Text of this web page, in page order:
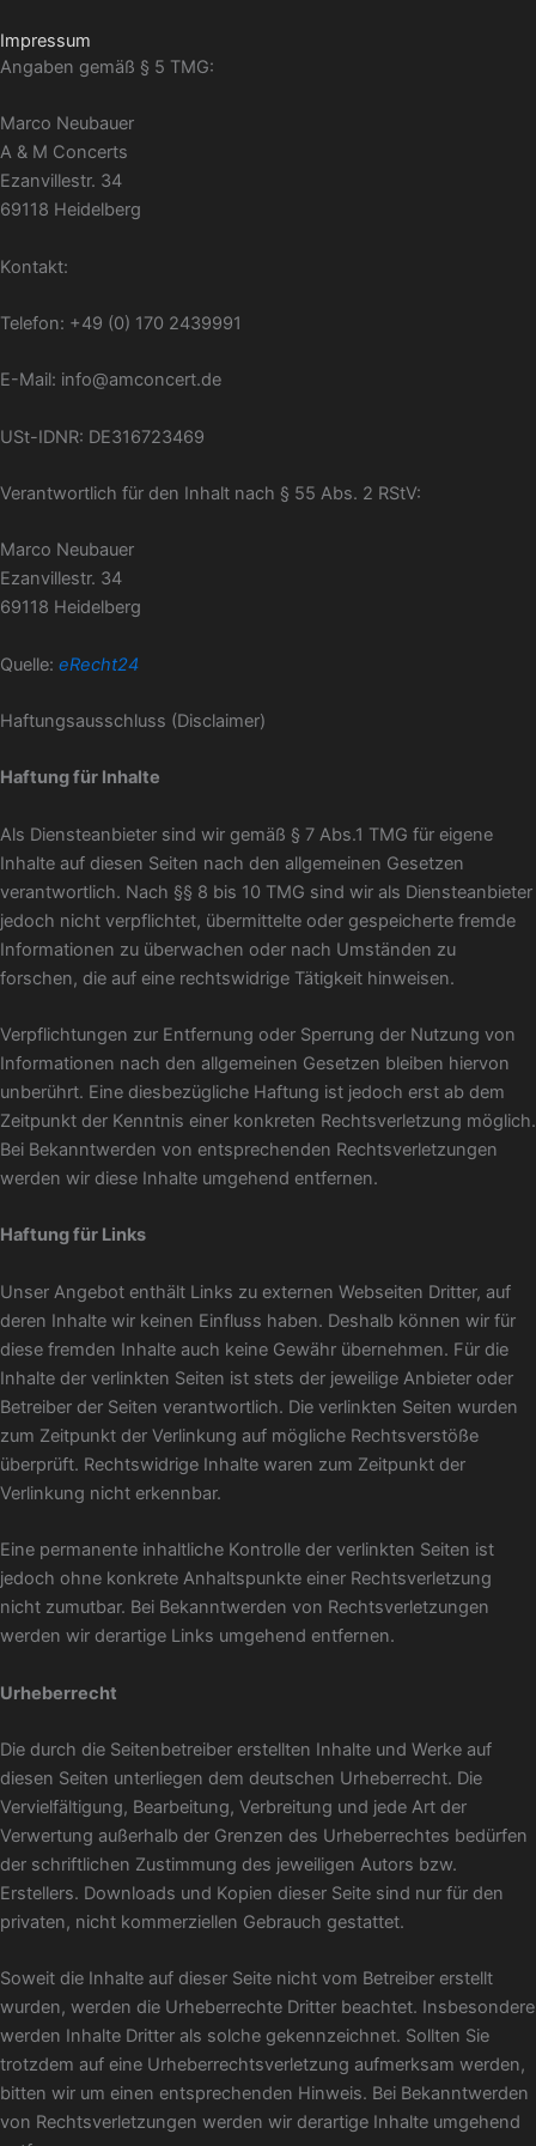
springen
Inhalt
springen
Impressum
Angaben gemäß § 5 TMG:
Marco Neubauer
A & M Concerts
Ezanvillestr. 34
69118 Heidelberg
Kontakt:
Telefon: +49 (0) 170 2439991
E-Mail: info@amconcert.de
USt-IDNR: DE316723469
Verantwortlich für den Inhalt nach § 55 Abs. 2 RStV:
Marco Neubauer
Ezanvillestr. 34
69118 Heidelberg
Quelle: eRecht24
Haftungsausschluss (Disclaimer)
Haftung für Inhalte
Als Diensteanbieter sind wir gemäß § 7 Abs.1 TMG für eigene
Inhalte auf diesen Seiten nach den allgemeinen Gesetzen
verantwortlich. Nach §§ 8 bis 10 TMG sind wir als Diensteanbieter
jedoch nicht verpflichtet, übermittelte oder gespeicherte fremde
Informationen zu überwachen oder nach Umständen zu
forschen, die auf eine rechtswidrige Tätigkeit hinweisen.
Verpflichtungen zur Entfernung oder Sperrung der Nutzung von
Informationen nach den allgemeinen Gesetzen bleiben hiervon
unberührt. Eine diesbezügliche Haftung ist jedoch erst ab dem
Zeitpunkt der Kenntnis einer konkreten Rechtsverletzung möglich.
Bei Bekanntwerden von entsprechenden Rechtsverletzungen
werden wir diese Inhalte umgehend entfernen.
Haftung für Links
Unser Angebot enthält Links zu externen Webseiten Dritter, auf
deren Inhalte wir keinen Einfluss haben. Deshalb können wir für
diese fremden Inhalte auch keine Gewähr übernehmen. Für die
Inhalte der verlinkten Seiten ist stets der jeweilige Anbieter oder
Betreiber der Seiten verantwortlich. Die verlinkten Seiten wurden
zum Zeitpunkt der Verlinkung auf mögliche Rechtsverstöße
überprüft. Rechtswidrige Inhalte waren zum Zeitpunkt der
Verlinkung nicht erkennbar.
Eine permanente inhaltliche Kontrolle der verlinkten Seiten ist
jedoch ohne konkrete Anhaltspunkte einer Rechtsverletzung
nicht zumutbar. Bei Bekanntwerden von Rechtsverletzungen
werden wir derartige Links umgehend entfernen.
Urheberrecht
Die durch die Seitenbetreiber erstellten Inhalte und Werke auf
diesen Seiten unterliegen dem deutschen Urheberrecht. Die
Vervielfältigung, Bearbeitung, Verbreitung und jede Art der
Verwertung außerhalb der Grenzen des Urheberrechtes bedürfen
der schriftlichen Zustimmung des jeweiligen Autors bzw.
Erstellers. Downloads und Kopien dieser Seite sind nur für den
privaten, nicht kommerziellen Gebrauch gestattet.
Soweit die Inhalte auf dieser Seite nicht vom Betreiber erstellt
wurden, werden die Urheberrechte Dritter beachtet. Insbesondere
werden Inhalte Dritter als solche gekennzeichnet. Sollten Sie
trotzdem auf eine Urheberrechtsverletzung aufmerksam werden,
bitten wir um einen entsprechenden Hinweis. Bei Bekanntwerden
von Rechtsverletzungen werden wir derartige Inhalte umgehend